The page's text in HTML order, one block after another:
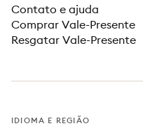
Contato e ajuda
Comprar Vale-Presente
Resgatar Vale-Presente
IDIOMA E REGIÃO